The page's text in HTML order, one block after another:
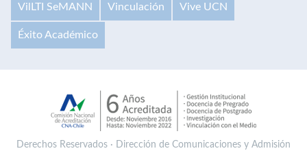
VilLTI SeMANN Vinculación Vive UCN
Éxito Académico
Derechos Reservados · Dirección de Comunicaciones y Admisión